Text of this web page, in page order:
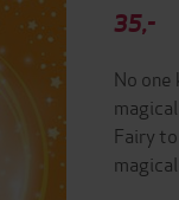
35,-
No
Fairy